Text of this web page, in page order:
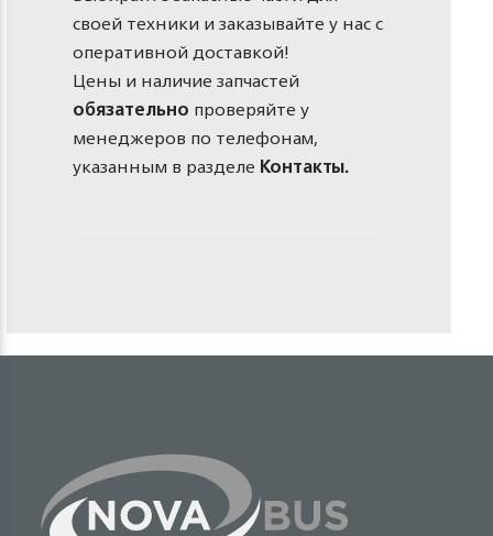
своей техники и заказывайте у нас с
оперативной доставкой!
Цены и наличие запчастей
обязательно проверяйте у
менеджеров по телефонам,
указанным в разделе Контакты.